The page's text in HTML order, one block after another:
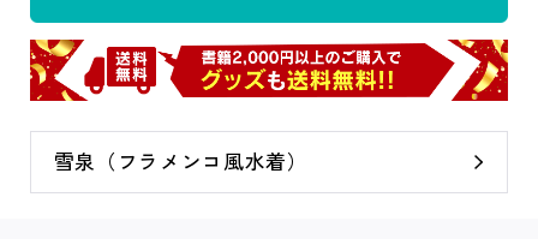
雪泉（フラメンコ風水着）